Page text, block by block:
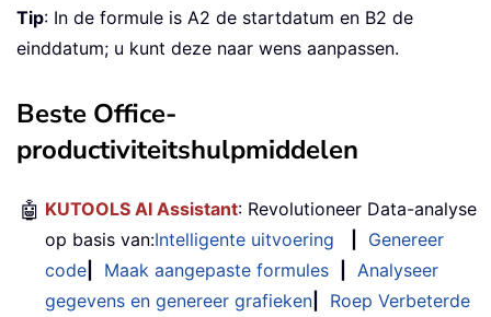
Tip: In de formule is A2 de startdatum en B2 de
einddatum; u kunt deze naar wens aanpassen.
Beste Office-
productiviteitshulpmiddelen
🤖 KUTOOLS AI Assistant: Revolutioneer Data-analyse
op basis van:Intelligente uitvoering
Genereer
code
Maak aangepaste formules
Analyseer
gegevens en genereer grafieken
Roep Verbeterde